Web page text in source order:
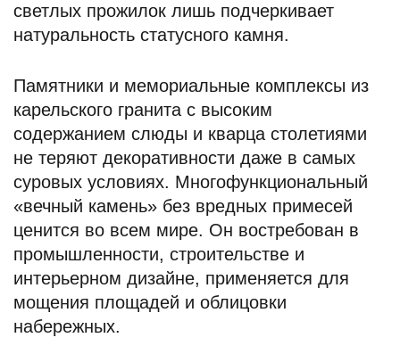
светлых прожилок лишь подчеркивает
натуральность статусного камня.
Памятники и мемориальные комплексы из
карельского гранита с высоким
содержанием слюды и кварца столетиями
не теряют декоративности даже в самых
суровых условиях. Многофункциональный
«вечный камень» без вредных примесей
ценится во всем мире. Он востребован в
промышленности, строительстве и
интерьерном дизайне, применяется для
мощения площадей и облицовки
набережных.